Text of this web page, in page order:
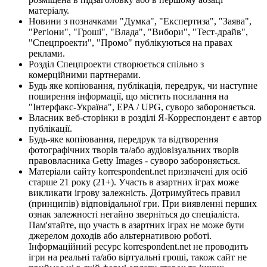
матеріалу.
Новини з позначками "Думка", "Експертиза", "Заява",
"Регіони", "Гроші", "Влада", "Вибори", "Тест-драйв",
"Спецпроекти", "Промо" публікуються на правах
реклами.
Розділ Спецпроекти створюється спільно з
комерційними партнерами.
Будь яке копіювання, публікація, передрук, чи наступне
поширення інформації, що містить посилання на
"Інтерфакс-Україна", EPA / UPG, суворо забороняється.
Власник веб-сторінки в розділі Я-Корреспондент є автор
публікації.
Будь-яке копіювання, передрук та відтворення
фотографічних творів та/або аудіовізуальних творів
правовласника Getty Images - суворо забороняється.
Матеріали сайту korrespondent.net призначені для осіб
старше 21 року (21+). Участь в азартних іграх може
викликати ігрову залежність. Дотримуйтесь правил
(принципів) відповідальної гри. При виявленні перших
ознак залежності негайно зверніться до спеціаліста.
Пам'ятайте, що участь в азартних іграх не може бути
джерелом доходів або альтернативою роботі.
Інформаційний ресурс korrespondent.net не проводить
ігри на реальні та/або віртуальні гроші, також сайт не